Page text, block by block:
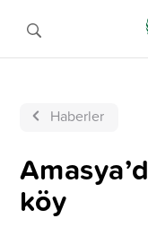
Haberler
köy